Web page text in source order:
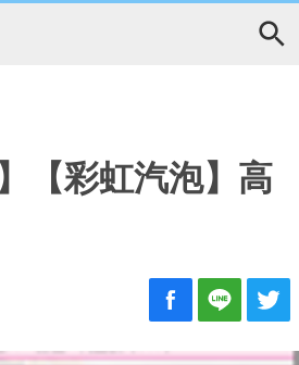
【彩虹汽泡】高